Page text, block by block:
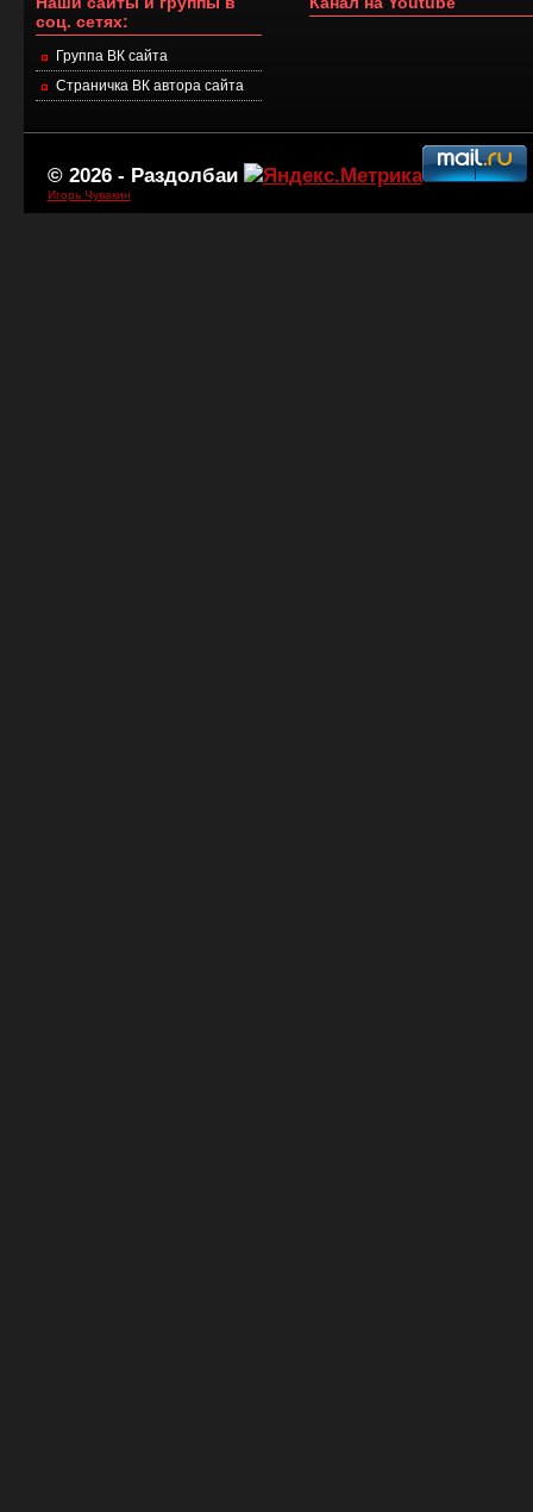
соц. сетях:
Группа ВК сайта
Страничка ВК автора сайта
© 2026 - Раздолбаи
Игорь Чувакин